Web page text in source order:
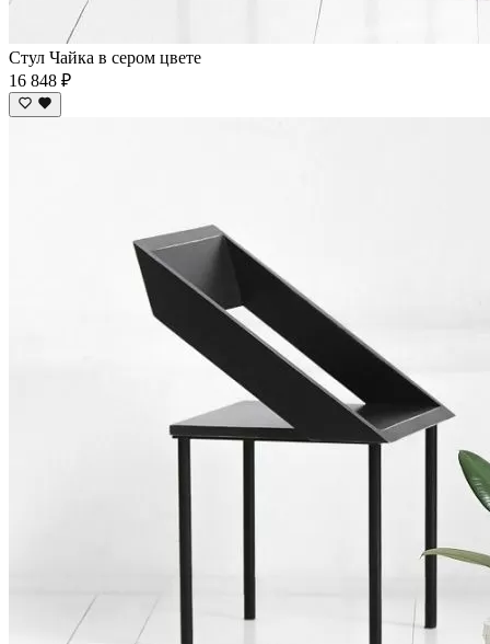
Стул Чайка в сером цвете
16 848 ₽